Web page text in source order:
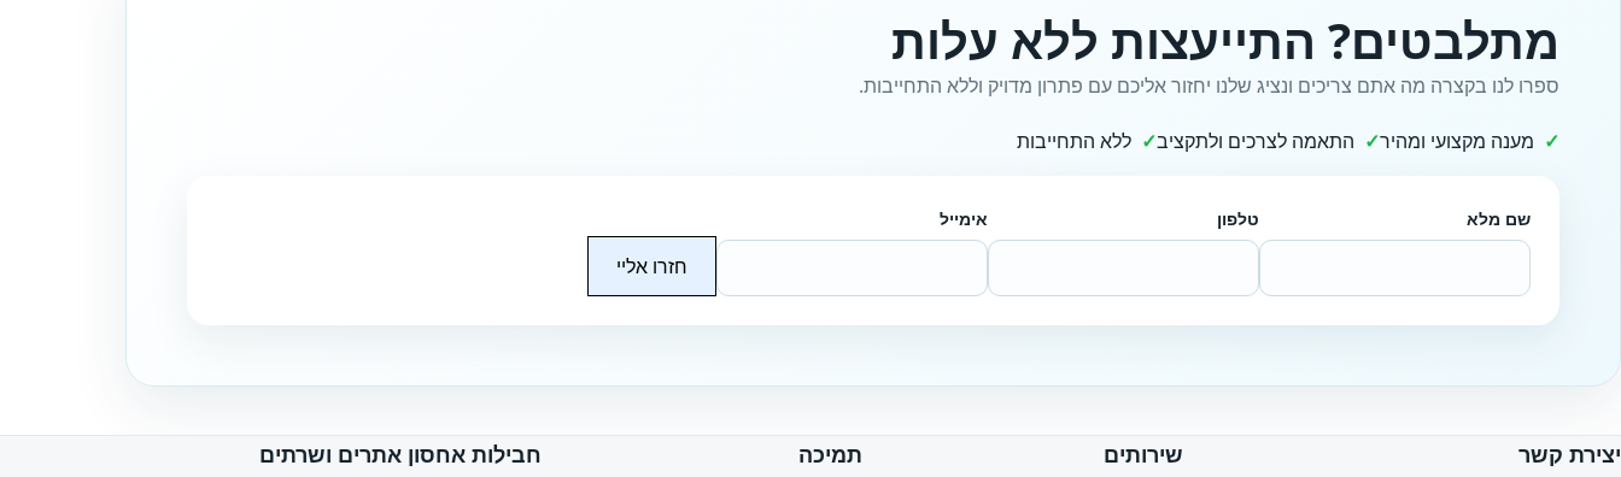
מתלבטים? התייעצות ללא עלות
ספרו לנו בקצרה מה אתם צריכים ונציג שלנו יחזור אליכם עם פתרון מדויק וללא התחייבות.
מענה מקצועי ומהיר התאמה לצרכים ולתקציב ללא התחייבות
שם מלא טלפון אימייל
חזרו אליי
יצירת קשר שירותים תמיכה חבילות אחסון אתרים ושרתים